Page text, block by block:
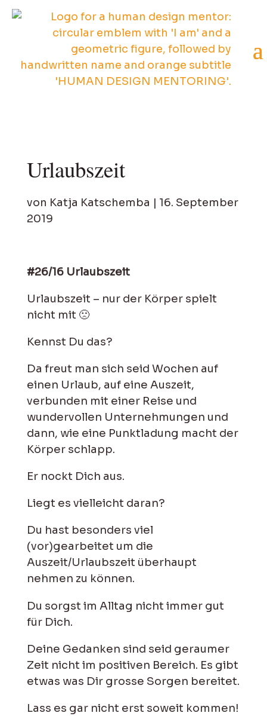
Urlaubszeit
von Katja Katschemba | 16. September
2019
#26/16 Urlaubszeit
Urlaubszeit – nur der Körper spielt
nicht mit 🙁
Kennst Du das?
Da freut man sich seid Wochen auf
einen Urlaub, auf eine Auszeit,
verbunden mit einer Reise und
wundervollen Unternehmungen und
dann, wie eine Punktladung macht der
Körper schlapp.
Er nockt Dich aus.
Liegt es vielleicht daran?
Du hast besonders viel
(vor)gearbeitet um die
Auszeit/Urlaubszeit überhaupt
nehmen zu können.
Du sorgst im Alltag nicht immer gut
für Dich.
Deine Gedanken sind seid geraumer
Zeit nicht im positiven Bereich. Es gibt
etwas was Dir grosse Sorgen bereitet.
Lass es gar nicht erst soweit kommen!